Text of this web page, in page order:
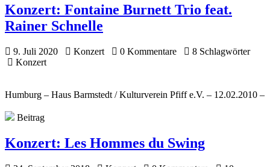
Konzert: Fontaine Burnett Trio feat.
Rainer Schnelle
9. Juli 2020 Konzert 0 Kommentare
8 Schlagwörter
Konzert
Humburg – Haus Barmstedt / Kulturverein Pfiff e.V. – 12.02.2010 –
Beitrag
Konzert: Les Hommes du Swing